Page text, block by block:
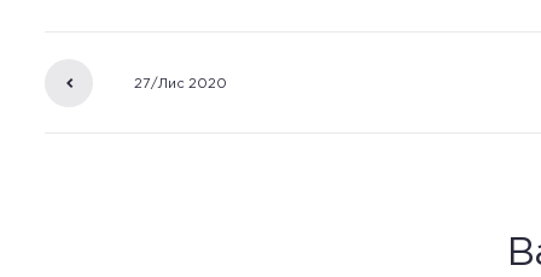
Вебінар «Від дослідника до воєнного
27/Лис 2020